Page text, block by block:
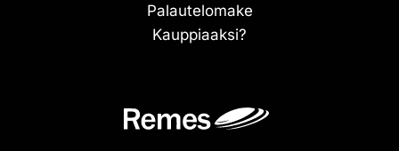
Palautelomake
Kauppiaaksi?